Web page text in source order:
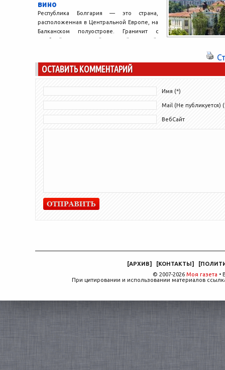
вино
Республика Болгария — это страна,
расположенная в Центральной Европе, на
Балканском полуострове. Граничит с
Сербией, Македонией, Турцией, Грецией,
ОСТАВИТЬ КОММЕНТАРИЙ
Имя (*)
Mail (Не публикуется)
ВебСайт
[АРХИВ] [КОНТАКТЫ] [
© 2007-2026 Моя газета •
При цитировании и использовании материалов